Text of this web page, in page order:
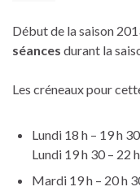
Début de la saison
séances durant la
Les créneaux pour
Lundi 18 h – 19 h
Lundi 19 h 30 – 22
Mardi 19 h – 20 h